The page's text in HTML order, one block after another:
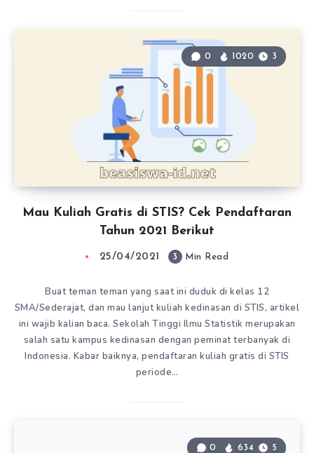
Mau Kuliah Gratis di STIS? Cek Pendaftaran
Tahun 2021 Berikut
0 1020 3
25/04/2021 3 Min Read
Buat teman teman yang saat ini duduk di kelas 12
SMA/Sederajat, dan mau lanjut kuliah kedinasan di STIS, artikel
ini wajib kalian baca. Sekolah Tinggi Ilmu Statistik merupakan
salah satu kampus kedinasan dengan peminat terbanyak di
Indonesia. Kabar baiknya, pendaftaran kuliah gratis di STIS
periode…
0 634 5